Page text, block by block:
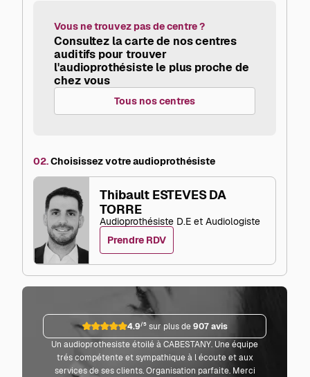
Vous ne trouvez pas de centre ?
Consultez la carte de nos centres
auditifs pour trouver
l'audioprothésiste le plus proche de
chez vous
Tous nos centres
02.Choisissez votre audioprothésiste
Thibault ESTEVES DA
TORRE
Audioprothésiste D.E et Audiologiste
Prendre RDV
4.9/5sur plus de907 avis
Un audioprothesiste étoilé à CABESTANY. Une équipe
trés compétente et sympathique à l écoute et aux
services de ses clients. Organisation parfaite. Merci